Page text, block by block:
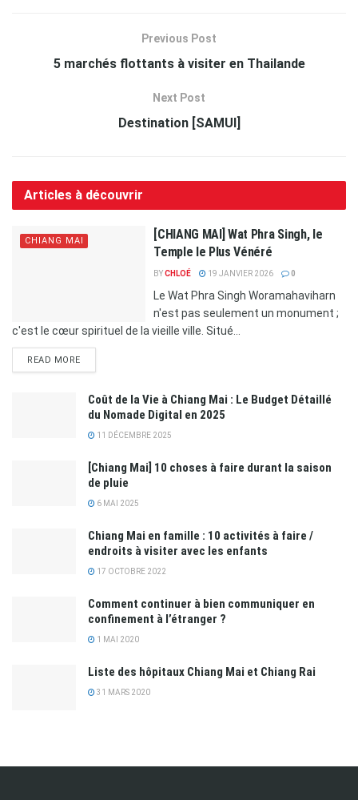
Previous Post
5 marchés flottants à visiter en Thailande
Next Post
Destination [SAMUI]
Articles à découvrir
CHIANG MAI
[CHIANG MAI] Wat Phra Singh, le
Temple le Plus Vénéré
BYCHLOÉ 19 JANVIER 2026 0
Le Wat Phra Singh Woramahaviharn
n'est pas seulement un monument ;
c'est le cœur spirituel de la vieille ville. Situé...
READ MORE
Coût de la Vie à Chiang Mai : Le Budget Détaillé
du Nomade Digital en 2025
11 DÉCEMBRE 2025
[Chiang Mai] 10 choses à faire durant la saison
de pluie
6 MAI 2025
Chiang Mai en famille : 10 activités à faire /
endroits à visiter avec les enfants
17 OCTOBRE 2022
Comment continuer à bien communiquer en
confinement à l’étranger ?
1 MAI 2020
Liste des hôpitaux Chiang Mai et Chiang Rai
31 MARS 2020